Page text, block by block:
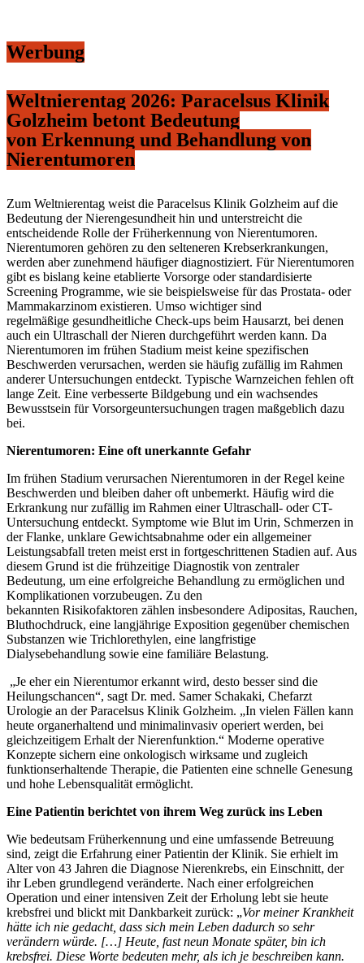
Werbung
Weltnierentag 2026: Paracelsus Klinik
Golzheim betont Bedeutung
von Erkennung und Behandlung von
Nierentumoren
Zum Weltnierentag weist die Paracelsus Klinik Golzheim auf die
Bedeutung der Nierengesundheit hin und unterstreicht die
entscheidende Rolle der Früherkennung von Nierentumoren.
Nierentumoren gehören zu den selteneren Krebserkrankungen,
werden aber zunehmend häufiger diagnostiziert. Für Nierentumoren
gibt es bislang keine etablierte Vorsorge oder standardisierte
Screening Programme, wie sie beispielsweise für das Prostata- oder
Mammakarzinom existieren. Umso wichtiger sind
regelmäßige gesundheitliche Check-ups beim Hausarzt, bei denen
auch ein Ultraschall der Nieren durchgeführt werden kann. Da
Nierentumoren im frühen Stadium meist keine spezifischen
Beschwerden verursachen, werden sie häufig zufällig im Rahmen
anderer Untersuchungen entdeckt. Typische Warnzeichen fehlen oft
lange Zeit. Eine verbesserte Bildgebung und ein wachsendes
Bewusstsein für Vorsorgeuntersuchungen tragen maßgeblich dazu
bei.
Nierentumoren: Eine oft unerkannte Gefahr
Im frühen Stadium verursachen Nierentumoren in der Regel keine
Beschwerden und bleiben daher oft unbemerkt. Häufig wird die
Erkrankung nur zufällig im Rahmen einer Ultraschall- oder CT-
Untersuchung entdeckt. Symptome wie Blut im Urin, Schmerzen in
der Flanke, unklare Gewichtsabnahme oder ein allgemeiner
Leistungsabfall treten meist erst in fortgeschrittenen Stadien auf. Aus
diesem Grund ist die frühzeitige Diagnostik von zentraler
Bedeutung, um eine erfolgreiche Behandlung zu ermöglichen und
Komplikationen vorzubeugen. Zu den
bekannten Risikofaktoren zählen insbesondere Adipositas, Rauchen,
Bluthochdruck, eine langjährige Exposition gegenüber chemischen
Substanzen wie Trichlorethylen, eine langfristige
Dialysebehandlung sowie eine familiäre Belastung.
„Je eher ein Nierentumor erkannt wird, desto besser sind die
Heilungschancen“, sagt Dr. med. Samer Schakaki, Chefarzt
Urologie an der Paracelsus Klinik Golzheim. „In vielen Fällen kann
heute organerhaltend und minimalinvasiv operiert werden, bei
gleichzeitigem Erhalt der Nierenfunktion.“ Moderne operative
Konzepte sichern eine onkologisch wirksame und zugleich
funktionserhaltende Therapie, die Patienten eine schnelle Genesung
und hohe Lebensqualität ermöglicht.
Eine Patientin berichtet von ihrem Weg zurück ins Leben
Wie bedeutsam Früherkennung und eine umfassende Betreuung
sind, zeigt die Erfahrung einer Patientin der Klinik. Sie erhielt im
Alter von 43 Jahren die Diagnose Nierenkrebs, ein Einschnitt, der
ihr Leben grundlegend veränderte. Nach einer erfolgreichen
Operation und einer intensiven Zeit der Erholung lebt sie heute
krebsfrei und blickt mit Dankbarkeit zurück: „Vor meiner Krankheit
hätte ich nie gedacht, dass sich mein Leben dadurch so sehr
verändern würde. […] Heute, fast neun Monate später, bin ich
krebsfrei. Diese Worte bedeuten mehr, als ich je beschreiben kann.